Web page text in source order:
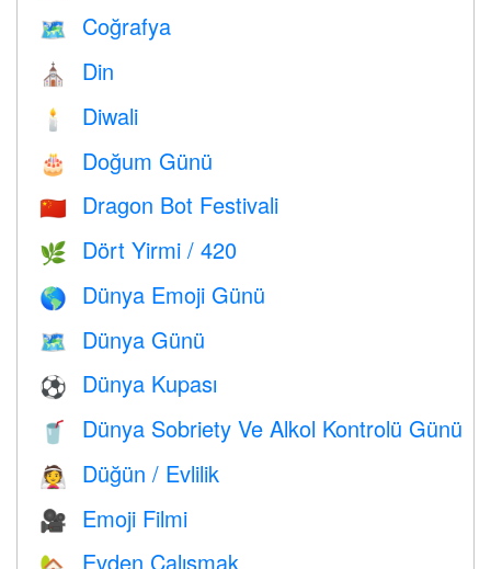
🗺 Coğrafya
⛪️ Din
🕯 Diwali
🎂 Doğum Günü
🇨🇳 Dragon Bot Festivali
🌿 Dört Yirmi / 420
🌎 Dünya Emoji Günü
🗺️ Dünya Günü
⚽ Dünya Kupası
🥤 Dünya Sobriety Ve Alkol Kontrolü Günü
👰 Düğün / Evlilik
🎥 Emoji Filmi
Evden Çalışmak